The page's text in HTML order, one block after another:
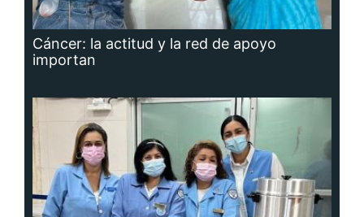
Cáncer: la actitud y la red de apoyo
importan